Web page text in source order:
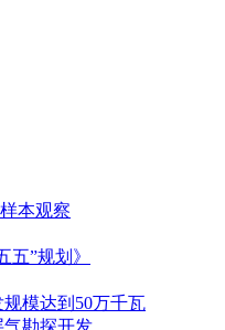
本观察
”规划》
模达到50万千瓦
勘探开发